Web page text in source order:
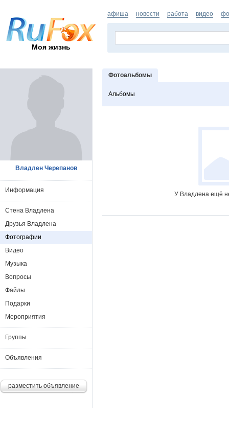
Моя жизнь
афиша новости работа видео
Фотоальбомы
Альбомы
У Владлена ещё
Владлен Черепанов
Информация
Стена Владлена
Друзья Владлена
Фотографии
Видео
Музыка
Вопросы
Файлы
Подарки
Мероприятия
Группы
Объявления
разместить объявление